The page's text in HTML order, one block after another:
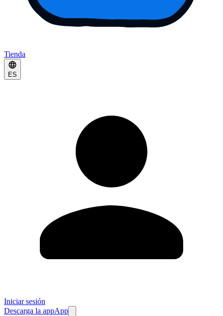
Tienda
ES
Iniciar sesión
Descarga la appApp